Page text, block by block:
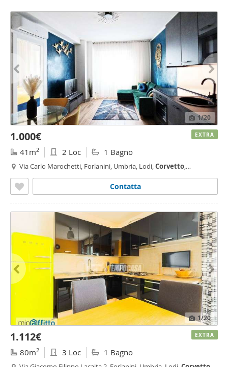
1/20
1.000€
41m2 2 Loc 1 Bagno
Via Carlo Marochetti, Forlanini, Umbria, Lodi,Corvetto,
Contatta
EXTRA
1/20
1.112€
80m2 3 Loc 1 Bagno
EXTRA